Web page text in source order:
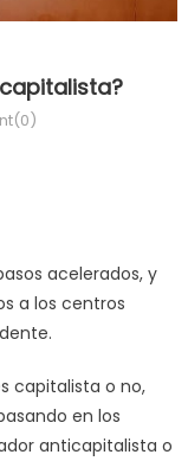
acelerados, y
a los centros
capitalista o no,
en los
anticapitalista o